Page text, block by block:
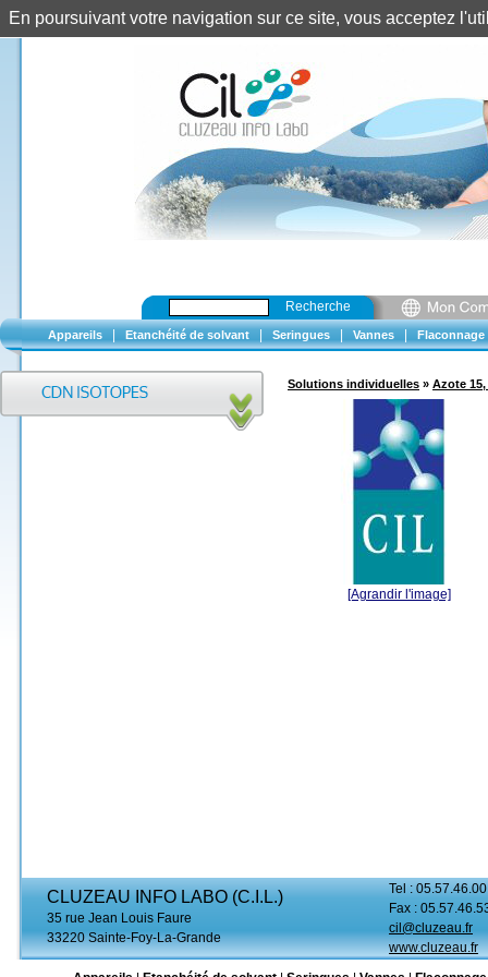
Recherche
Appareils Etanchéité de solvant Seringues Vannes Flaconnage
Solutions individuelles » Azote 15,
[Agrandir l'image]
CLUZEAU INFO LABO (C.I.L.)
35 rue Jean Louis Faure
33220 Sainte-Foy-La-Grande
Tel :
Fax :
cil@cluzeau.fr
www.cluzeau.fr
En poursuivant votre navigation sur ce site, vous acceptez